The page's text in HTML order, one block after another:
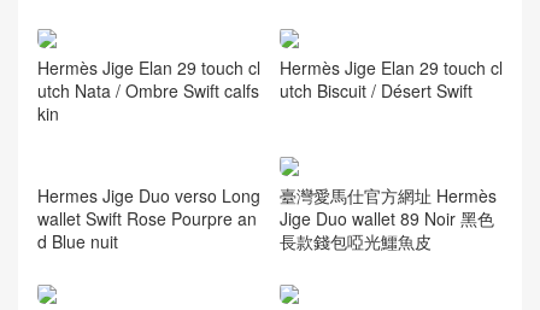
Hermès Jige Elan 29 touch cl
utch Nata / Ombre Swift calfs
kin
Hermès Jige Elan 29 touch cl
utch Biscuit / Désert Swift
Hermes Jige Duo verso Long
wallet Swift Rose Pourpre an
d Blue nuit
臺灣愛馬仕官方網址 Hermès
Jige Duo wallet 89 Noir 黑色
長款錢包啞光鱷魚皮